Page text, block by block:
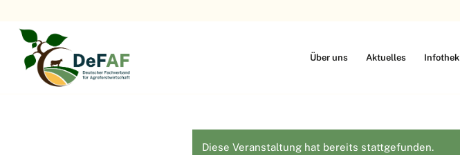
Über uns Aktuelles Infothek
Diese Veranstaltung hat bereits stattgefunden.